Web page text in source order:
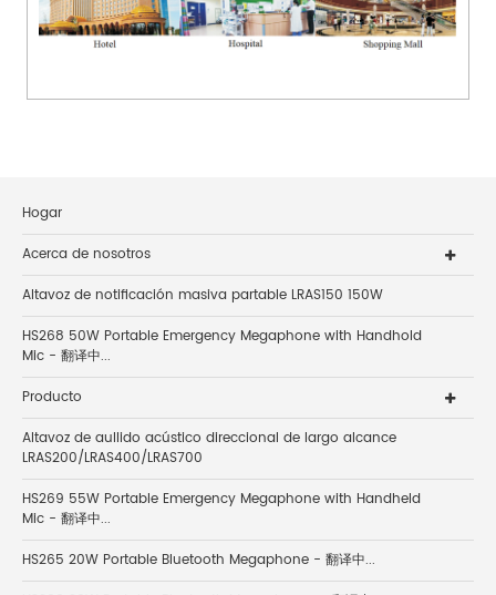
Hogar
Acerca de nosotros
Altavoz de notificación masiva partable LRAS150 150W
HS268 50W Portable Emergency Megaphone with Handhold
Mic - 翻译中...
Producto
Altavoz de aullido acústico direccional de largo alcance
LRAS200/LRAS400/LRAS700
HS269 55W Portable Emergency Megaphone with Handheld
Mic - 翻译中...
HS265 20W Portable Bluetooth Megaphone - 翻译中...